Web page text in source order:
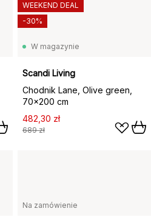
W magazynie
Scandi Living
Chodnik Lane, Olive green,
70x200 cm
482,30 zł
689 zł
WEEKEND DEAL
-30%
Na zamówienie